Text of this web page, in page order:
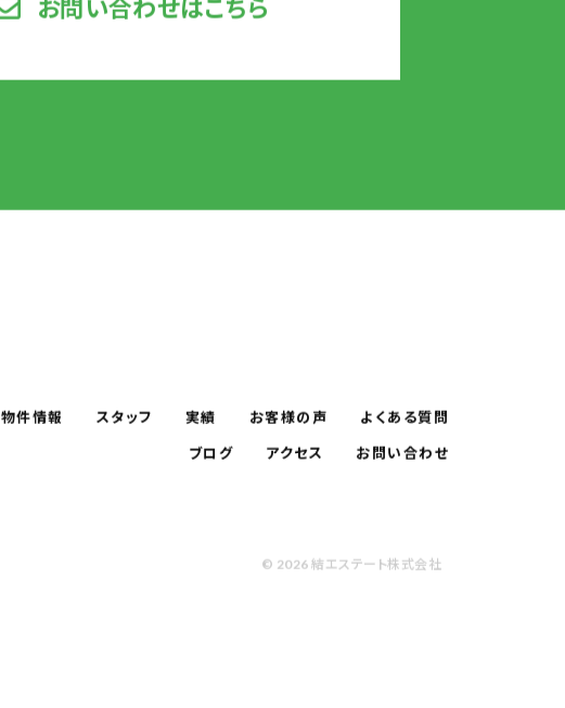
物件情報 スタッフ 実績 お客様の声 よくある質問
ブログ アクセス お問い合わせ
© 2026 結エステート株式会社